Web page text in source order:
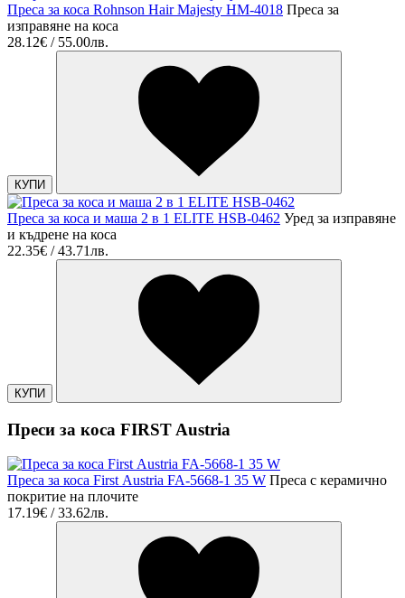
Преса за коса Rohnson Hair Majesty HM-4018 Преса за
изправяне на коса
28.12€ / 55.00лв.
КУПИ
Преса за коса и маша 2 в 1 ELITE HSB-0462 Уред за изправяне
и къдрене на коса
22.35€ / 43.71лв.
КУПИ
Преси за коса FIRST Austria
Преса за коса First Аustria FA-5668-1 35 W Преса с керамично
покритие на плочите
17.19€ / 33.62лв.